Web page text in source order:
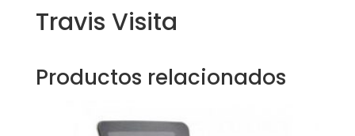
Travis Visita
Productos relacionados